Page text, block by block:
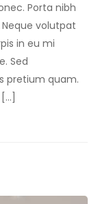
Porta nibh
volutpat
in eu mi
Sed
pretium quam.